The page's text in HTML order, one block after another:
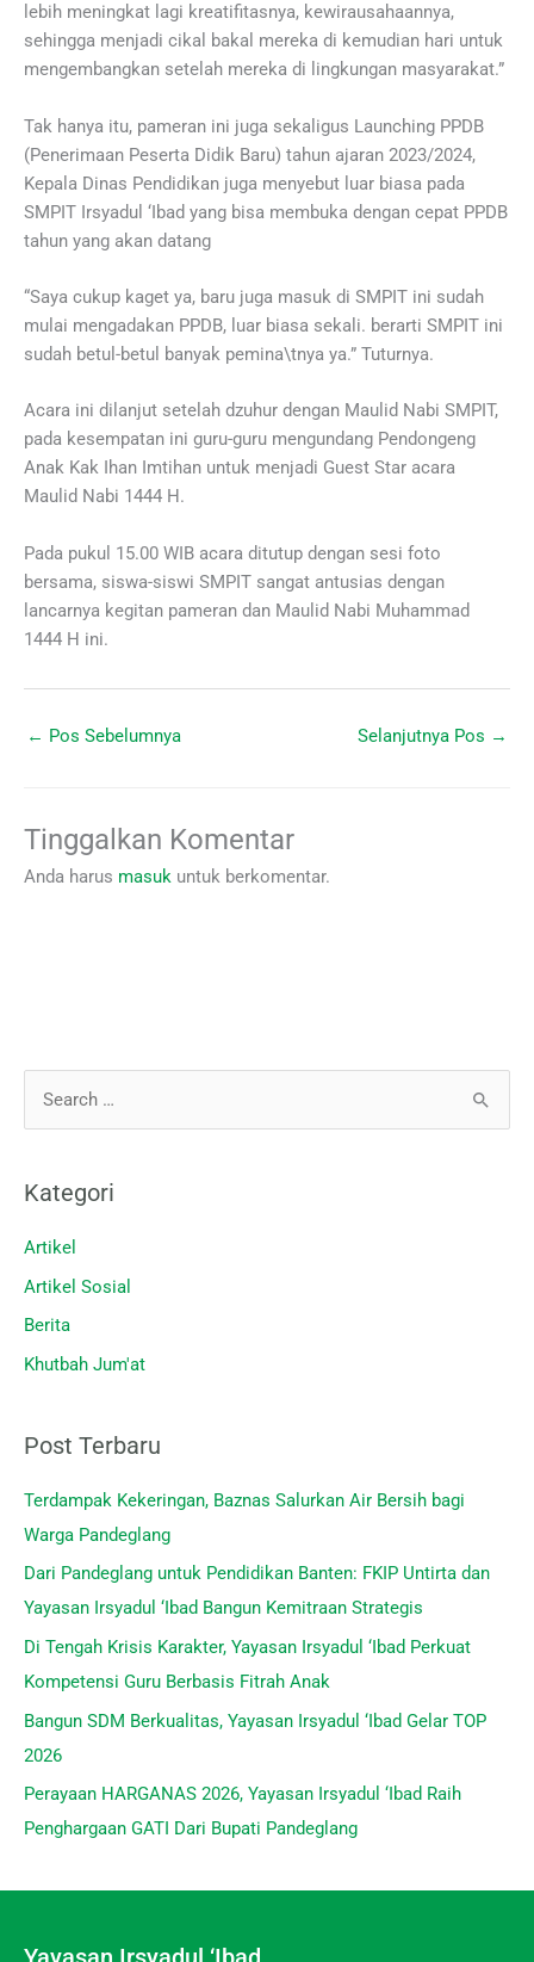
lebih meningkat lagi kreatifitasnya, kewirausahaannya,
sehingga menjadi cikal bakal mereka di kemudian hari untuk
mengembangkan setelah mereka di lingkungan masyarakat.”
Tak hanya itu, pameran ini juga sekaligus Launching PPDB
(Penerimaan Peserta Didik Baru) tahun ajaran 2023/2024,
Kepala Dinas Pendidikan juga menyebut luar biasa pada
SMPIT Irsyadul ‘Ibad yang bisa membuka dengan cepat PPDB
tahun yang akan datang
“Saya cukup kaget ya, baru juga masuk di SMPIT ini sudah
mulai mengadakan PPDB, luar biasa sekali. berarti SMPIT ini
sudah betul-betul banyak pemina\tnya ya.” Tuturnya.
Acara ini dilanjut setelah dzuhur dengan Maulid Nabi SMPIT,
pada kesempatan ini guru-guru mengundang Pendongeng
Anak Kak Ihan Imtihan untuk menjadi Guest Star acara
Maulid Nabi 1444 H.
Pada pukul 15.00 WIB acara ditutup dengan sesi foto
bersama, siswa-siswi SMPIT sangat antusias dengan
lancarnya kegitan pameran dan Maulid Nabi Muhammad
1444 H ini.
← Pos Sebelumnya Selanjutnya Pos →
Tinggalkan Komentar
Anda harus masuk untuk berkomentar.
i
u
n
Kategori
Artikel
Artikel Sosial
Berita
Khutbah Jum'at
Post Terbaru
Terdampak Kekeringan, Baznas Salurkan Air Bersih bagi
Warga Pandeglang
Dari Pandeglang untuk Pendidikan Banten: FKIP Untirta dan
Yayasan Irsyadul ‘Ibad Bangun Kemitraan Strategis
Di Tengah Krisis Karakter, Yayasan Irsyadul ‘Ibad Perkuat
Kompetensi Guru Berbasis Fitrah Anak
Bangun SDM Berkualitas, Yayasan Irsyadul ‘Ibad Gelar TOP
2026
Perayaan HARGANAS 2026, Yayasan Irsyadul ‘Ibad Raih
Penghargaan GATI Dari Bupati Pandeglang